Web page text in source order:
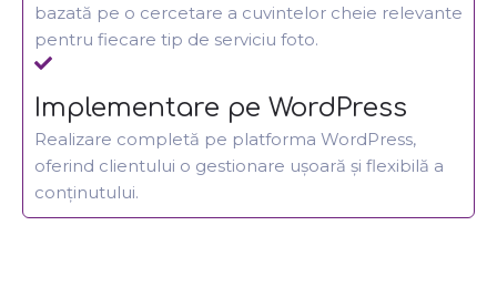
bazată pe o cercetare a cuvintelor cheie relevante
pentru fiecare tip de serviciu foto.
Implementare pe WordPress
Realizare completă pe platforma WordPress,
oferind clientului o gestionare ușoară și flexibilă a
conținutului.